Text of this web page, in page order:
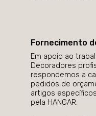
Fornecimento
Em apoio ao
Decoradores
respondemos a
pedidos de
artigos
pela HANGAR.